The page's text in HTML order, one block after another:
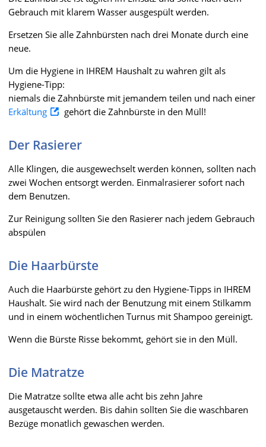
Gebrauch mit klarem Wasser ausgespült werden.
Ersetzen Sie alle Zahnbürsten nach drei Monate durch eine
neue.
Um die Hygiene in IHREM Haushalt zu wahren gilt als
Hygiene-Tipp:
niemals die Zahnbürste mit jemandem teilen und nach einer
Erkältung
gehört die Zahnbürste in den Müll!
Der Rasierer
Alle Klingen, die ausgewechselt werden können, sollten nach
zwei Wochen entsorgt werden. Einmalrasierer sofort nach
dem Benutzen.
Zur Reinigung sollten Sie den Rasierer nach jedem Gebrauch
abspülen
Die Haarbürste
Auch die Haarbürste gehört zu den Hygiene-Tipps in IHREM
Haushalt. Sie wird nach der Benutzung mit einem Stilkamm
und in einem wöchentlichen Turnus mit Shampoo gereinigt.
Wenn die Bürste Risse bekommt, gehört sie in den Müll.
Die Matratze
Die Matratze sollte etwa alle acht bis zehn Jahre
ausgetauscht werden. Bis dahin sollten Sie die waschbaren
Bezüge monatlich gewaschen werden.